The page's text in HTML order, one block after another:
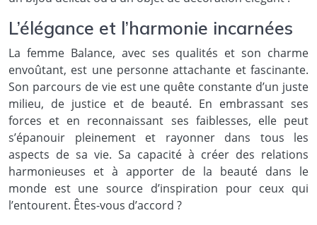
L’élégance et l’harmonie incarnées
La femme Balance, avec ses qualités et son charme
envoûtant, est une personne attachante et fascinante.
Son parcours de vie est une quête constante d’un juste
milieu, de justice et de beauté. En embrassant ses
forces et en reconnaissant ses faiblesses, elle peut
s’épanouir pleinement et rayonner dans tous les
aspects de sa vie. Sa capacité à créer des relations
harmonieuses et à apporter de la beauté dans le
monde est une source d’inspiration pour ceux qui
l’entourent. Êtes-vous d’accord ?